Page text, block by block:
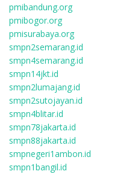
pmibandung.org
pmibogor.org
pmisurabaya.org
smpn2semarang.id
smpn4semarang.id
smpn14jkt.id
smpn2lumajang.id
smpn2sutojayan.id
smpn4blitar.id
smpn78jakarta.id
smpn88jakarta.id
smpnegeri1ambon.id
smpn1bangil.id